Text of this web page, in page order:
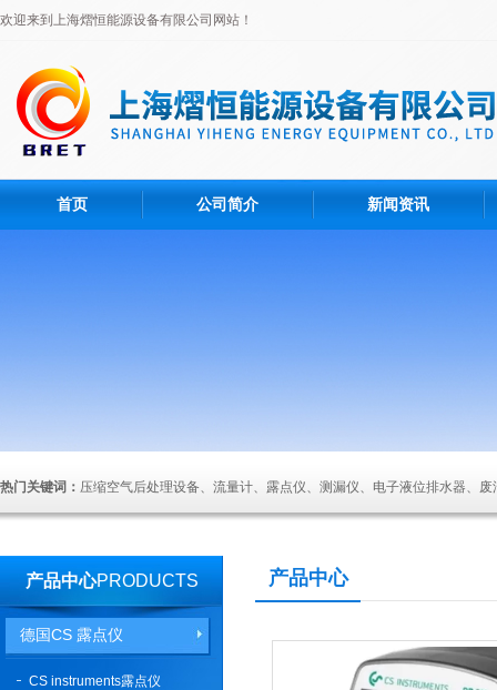
欢迎来到上海熠恒能源设备有限公司网站！
首页 公司简介 新闻资讯
热门关键词： 压缩空气后处理设备、流量计、露点仪、测漏仪、电子液位排水器、
产品中心PRODUCTS
德国CS 露点仪
CS instruments露点仪
产品中心